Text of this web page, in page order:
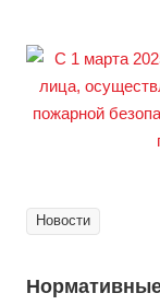
Новости